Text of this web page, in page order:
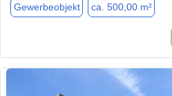
Gewerbeobjekt ca. 500,00 m²